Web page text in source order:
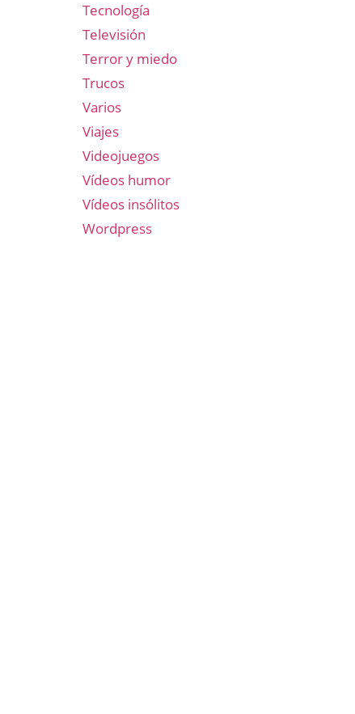
Tecnología
Televisión
Terror y miedo
Trucos
Varios
Viajes
Videojuegos
Vídeos humor
Vídeos insólitos
Wordpress